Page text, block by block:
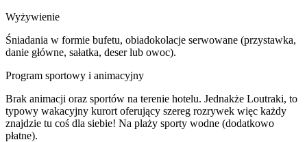
Wyżywienie
Śniadania w formie bufetu, obiadokolacje serwowane (przystawka,
danie główne, sałatka, deser lub owoc).
Program sportowy i animacyjny
Brak animacji oraz sportów na terenie hotelu. Jednakże Loutraki, to
typowy wakacyjny kurort oferujący szereg rozrywek więc każdy
znajdzie tu coś dla siebie! Na plaży sporty wodne (dodatkowo
płatne).